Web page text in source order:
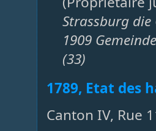
Strassburg die
1909
(33)
1789, Etat des
Canton IV, Rue